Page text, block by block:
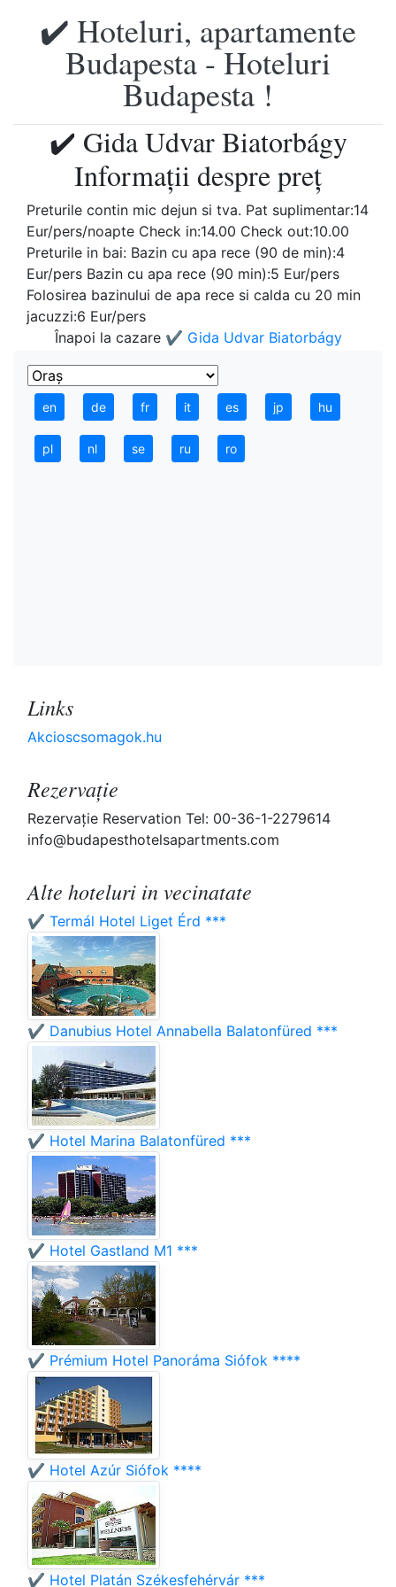
✔️ Hoteluri, apartamente
Budapesta - Hoteluri
Budapesta !
✔️ Gida Udvar Biatorbágy
Informații despre preț
Preturile contin mic dejun si tva. Pat suplimentar:14
Eur/pers/noapte Check in:14.00 Check out:10.00
Preturile in bai: Bazin cu apa rece (90 de min):4
Eur/pers Bazin cu apa rece (90 min):5 Eur/pers
Folosirea bazinului de apa rece si calda cu 20 min
jacuzzi:6 Eur/pers
Înapoi la cazare ✔️ Gida Udvar Biatorbágy
en de fr it es jp hu
pl nl se ru ro
Links
Akcioscsomagok.hu
Rezervaţie
Rezervaţie Reservation Tel: 00-36-1-2279614
info@budapesthotelsapartments.com
Alte hoteluri in vecinatate
✔️ Termál Hotel Liget Érd ***
✔️ Danubius Hotel Annabella Balatonfüred ***
✔️ Hotel Marina Balatonfüred ***
✔️ Hotel Gastland M1 ***
✔️ Prémium Hotel Panoráma Siófok ****
✔️ Hotel Azúr Siófok ****
✔️ Hotel Platán Székesfehérvár ***